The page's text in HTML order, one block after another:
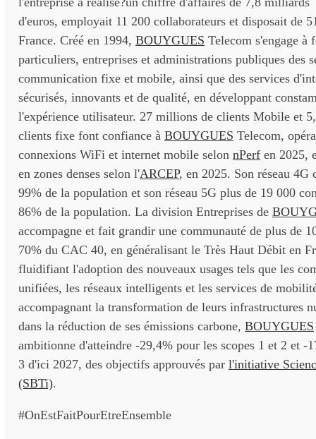
d'euros, employait 11 200 collaborateurs et disposait de
France. Créé en 1994, BOUYGUES Telecom s'engage à
particuliers, entreprises et administrations publiques des
communication fixe et mobile, ainsi que des services
sécurisés, innovants et de qualité, en développant
l'expérience utilisateur. 27 millions de clients Mobile et
clients fixe font confiance à BOUYGUES Telecom,
connexions WiFi et internet mobile selon nPerf en 2025,
en zones denses selon l'ARCEP, en 2025. Son réseau 4G
99% de la population et son réseau 5G plus de 19 000
86% de la population. La division Entreprises de
accompagne et fait grandir une communauté de plus de
70% du CAC 40, en généralisant le Très Haut Débit en
fluidifiant l'adoption des nouveaux usages tels que les
unifiées, les réseaux intelligents et les services de
accompagnant la transformation de leurs infrastructures
dans la réduction de ses émissions carbone, BOUYGUES
ambitionne d'atteindre -29,4% pour les scopes 1 et 2 et -
3 d'ici 2027, des objectifs approuvés par l'initiative
(SBTi).
#OnEstFaitPourEtreEnsemble